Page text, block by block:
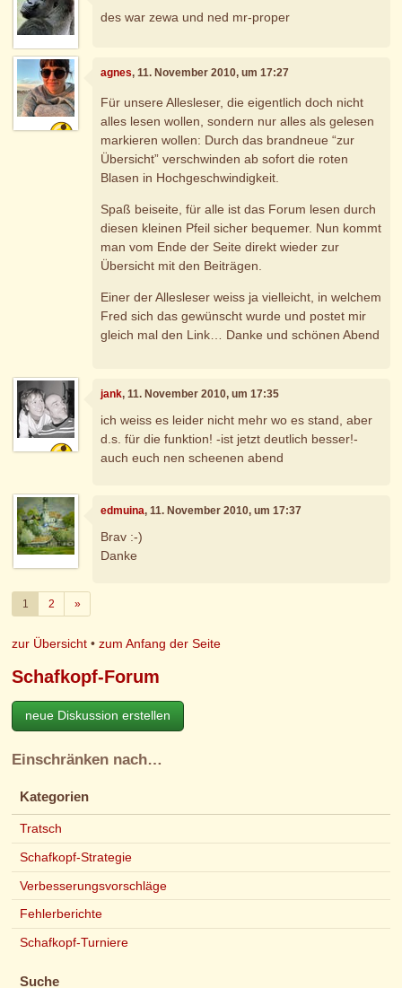
des war zewa und ned mr-proper
agnes, 11. November 2010, um 17:27
Für unsere Allesleser, die eigentlich doch nicht
alles lesen wollen, sondern nur alles als gelesen
markieren wollen: Durch das brandneue “zur
Übersicht” verschwinden ab sofort die roten
Blasen in Hochgeschwindigkeit.
Spaß beiseite, für alle ist das Forum lesen durch
diesen kleinen Pfeil sicher bequemer. Nun kommt
man vom Ende der Seite direkt wieder zur
Übersicht mit den Beiträgen.
Einer der Allesleser weiss ja vielleicht, in welchem
Fred sich das gewünscht wurde und postet mir
gleich mal den Link… Danke und schönen Abend
jank, 11. November 2010, um 17:35
ich weiss es leider nicht mehr wo es stand, aber
d.s. für die funktion! -ist jetzt deutlich besser!-
auch euch nen scheenen abend
edmuina, 11. November 2010, um 17:37
Brav :-)
Danke
1 2 »Weiter
zur Übersicht •zum Anfang der Seite
Schafkopf-Forum
neue Diskussion erstellen
Einschränken nach…
Kategorien
Tratsch
Schafkopf-Strategie
Verbesserungsvorschläge
Fehlerberichte
Schafkopf-Turniere
Suche